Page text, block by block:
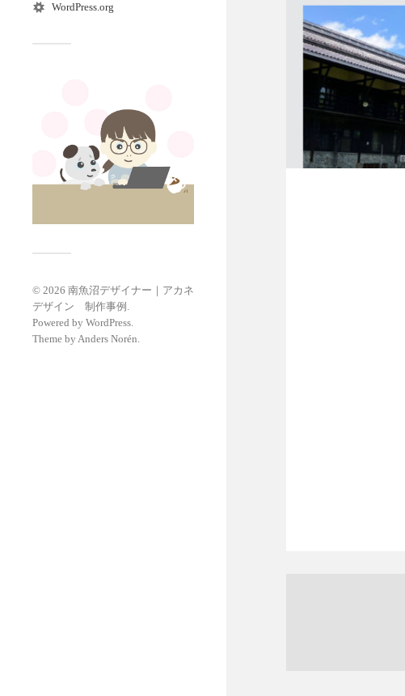
WordPress.org
© 2026 南魚沼デザイナー｜アカネ
デザイン 制作事例 .
Powered by WordPress.
Theme by Anders Norén.